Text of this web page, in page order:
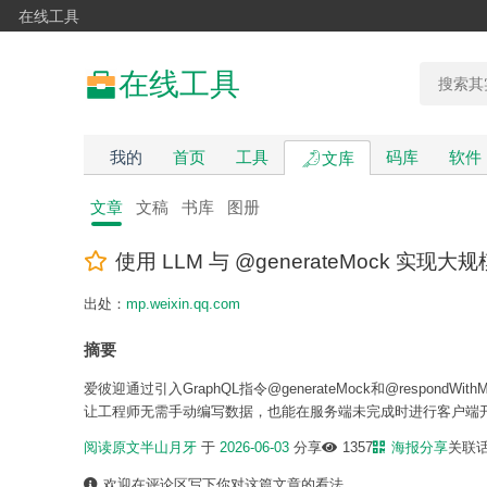
在线工具
在线工具
我的 首页 工具 文库 码库 软件
文章 文稿 书库 图册
使用 LLM 与 @generateMock 实现大
出处： mp.weixin.qq.com
摘要
爱彼迎通过引入GraphQL指令@generateMock和
让工程师无需手动编写数据，也能在服务端未完成时进行客户端
阅读原文半山月牙 于 2026-06-03 分享 1357 海报分享关联